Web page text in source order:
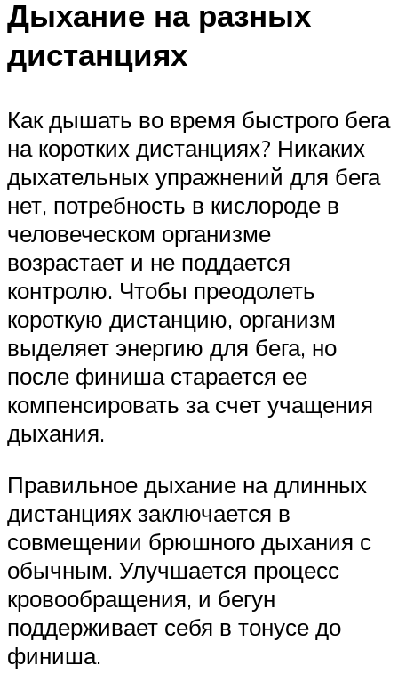
Дыхание на разных
дистанциях
Как дышать во время быстрого бега
на коротких дистанциях? Никаких
дыхательных упражнений для бега
нет, потребность в кислороде в
человеческом организме
возрастает и не поддается
контролю. Чтобы преодолеть
короткую дистанцию, организм
выделяет энергию для бега, но
после финиша старается ее
компенсировать за счет учащения
дыхания.
Правильное дыхание на длинных
дистанциях заключается в
совмещении брюшного дыхания с
обычным. Улучшается процесс
кровообращения, и бегун
поддерживает себя в тонусе до
финиша.